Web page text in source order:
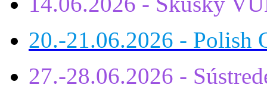
20.-21.06.2026 - Polish
27.-28.06.2026 -